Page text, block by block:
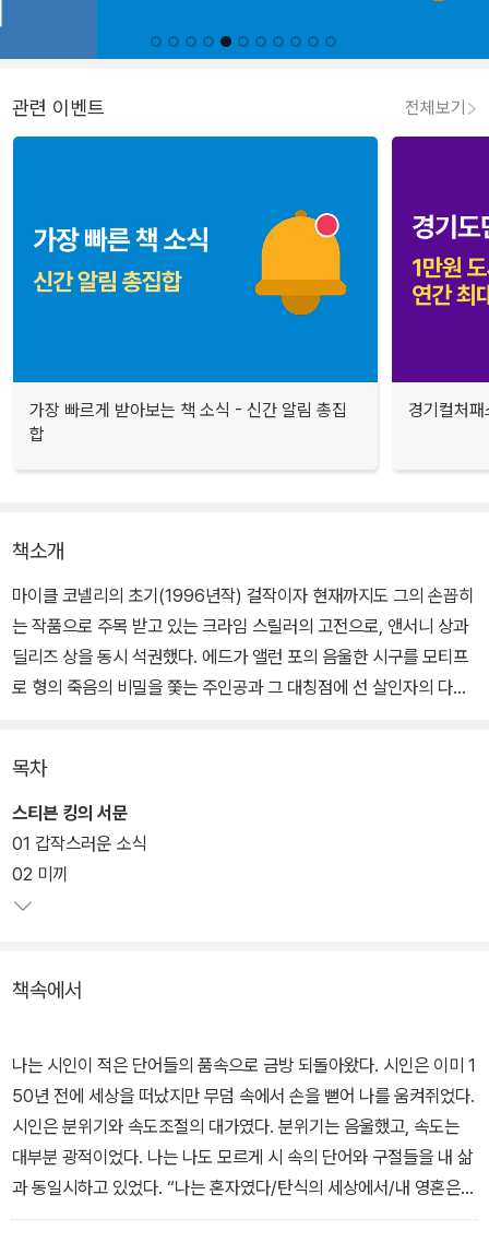
관련 이벤트 전체보기
가장 빠르게 받아보는 책 소식 - 신간 알림 총집
합
경기컬처
책소개
마이클 코넬리의 초기(1996년작) 걸작이자 현재까지도 그의 손꼽히
는 작품으로 주목 받고 있는 크라임 스릴러의 고전으로, 앤서니 상과
딜리즈 상을 동시 석권했다. 에드가 앨런 포의 음울한 시구를 모티프
로 형의 죽음의 비밀을 쫓는 주인공과 그 대칭점에 선 살인자의 다층
소설은 형제를 잃은 한 남자의 강박적인 집념에서 시작된다. 죽은 자
들이 남기는 어둠의 시인 포의 시구, 마지막에 이르러서야 모두 연결
되는 기이한 살인 사건들, 미국 전역에서 이어지는 끊임없는 추적…
인간만이 느낄 수 있는 가장 내밀하고 심리적인 공포를 자극한다.
에도 불구하고 경찰관 자살에 관한 기획기사를 준비한다. 그러던 중
경찰관 자살사건 속에서도 포의 시를 발견한다.
잭은 자살을 가장한 연쇄살인범의 소행이 아닐지 의심하기 시작한다.
가장 연관성이 높은 몇 건의 자살 사건을 추려낸 잭은 이 사건들이 일
련의 패턴―엽기적인 성범죄 살인사건 담당 경찰관의 스트레스성 자
목차
스티븐 킹의 서문
01 갑작스러운 소식
02 미끼
책속에서
나는 시인이 적은 단어들의 품속으로 금방 되돌아왔다. 시인은 이미 1
50년 전에 세상을 떠났지만 무덤 속에서 손을 뻗어 나를 움켜쥐었다.
시인은 분위기와 속도조절의 대가였다. 분위기는 음울했고, 속도는
대부분 광적이었다. 나는 나도 모르게 시 속의 단어와 구절들을 내 삶
과 동일시하고 있었다. “나는 혼자였다/탄식의 세상에서/내 영혼은
흐르지 않는 물이었다.” 적어도 그 순간에는 내게 잘 들어맞는 것처럼